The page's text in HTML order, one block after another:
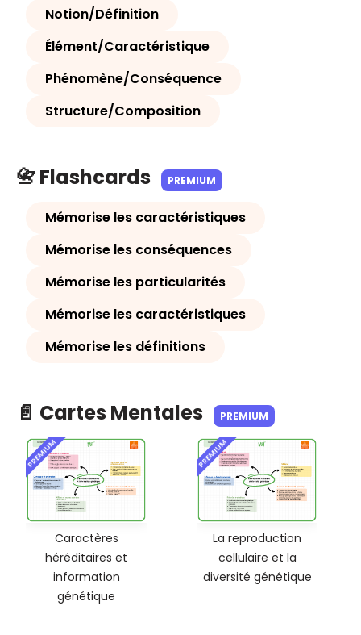
Notion/Définition
Élément/Caractéristique
Phénomène/Conséquence
Structure/Composition
📇 Flashcards PREMIUM
Mémorise les caractéristiques
Mémorise les conséquences
Mémorise les particularités
Mémorise les caractéristiques
Mémorise les définitions
📄 Cartes Mentales PREMIUM
PREMIUM
Caractères
héréditaires et
information
génétique
PREMIUM
La reproduction
cellulaire et la
diversité génétique